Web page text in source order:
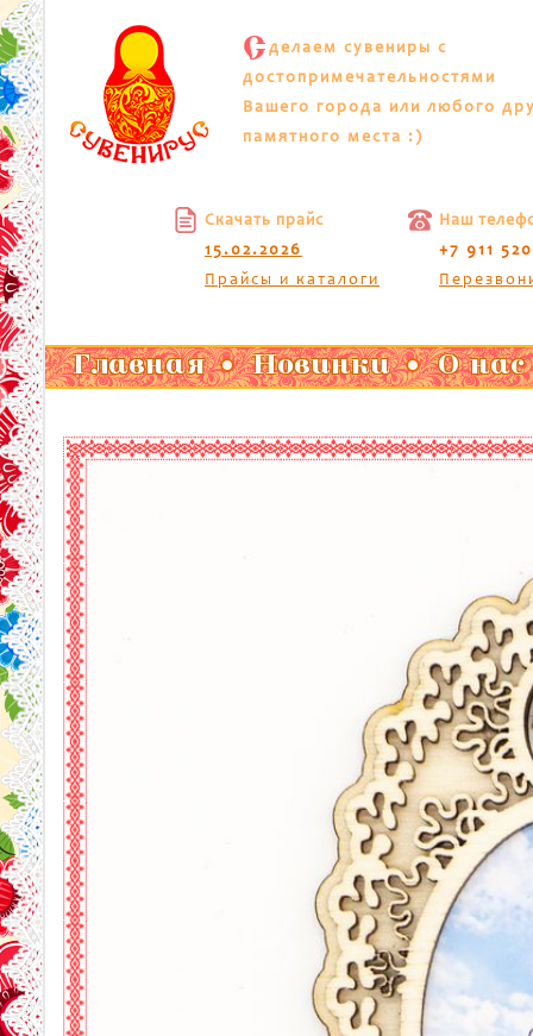
С делаем сувениры с
достопримечательностями
Вашего города или любого
памятного места :)
Скачать прайс
15.02.2026
Прайсы и каталоги
Наш
+7 911
Главная Новинки О нас